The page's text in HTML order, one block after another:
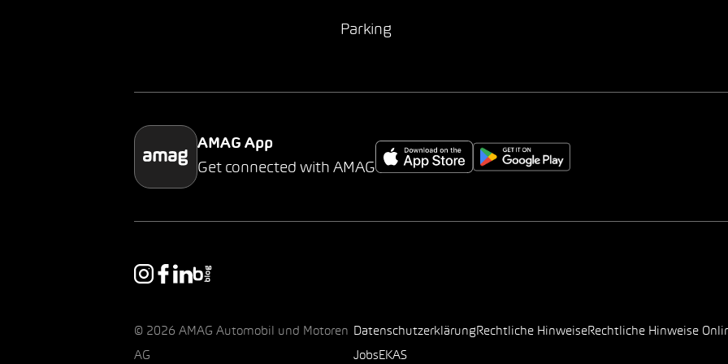
Parking
AMAG App
Get connected with AMAG
© 2026 AMAG Automobil und Motoren
AG
Datenschutzerklärung Rechtliche HinweiseRechtliche Hinweise
Jobs EKAS